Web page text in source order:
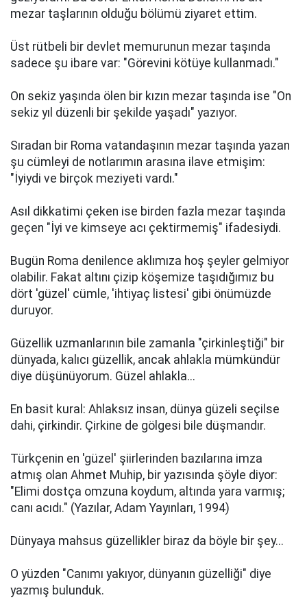
mezar taşlarının olduğu bölümü ziyaret ettim.
Üst rütbeli bir devlet memurunun mezar taşında
sadece şu ibare var: "Görevini kötüye kullanmadı."
On sekiz yaşında ölen bir kızın mezar taşında ise "On
sekiz yıl düzenli bir şekilde yaşadı" yazıyor.
Sıradan bir Roma vatandaşının mezar taşında yazan
şu cümleyi de notlarımın arasına ilave etmişim:
"İyiydi ve birçok meziyeti vardı."
Asıl dikkatimi çeken ise birden fazla mezar taşında
geçen "İyi ve kimseye acı çektirmemiş" ifadesiydi.
Bugün Roma denilence aklımıza hoş şeyler gelmiyor
olabilir. Fakat altını çizip köşemize taşıdığımız bu
dört 'güzel' cümle, 'ihtiyaç listesi' gibi önümüzde
duruyor.
Güzellik uzmanlarının bile zamanla "çirkinleştiği" bir
dünyada, kalıcı güzellik, ancak ahlakla mümkündür
diye düşünüyorum. Güzel ahlakla...
En basit kural: Ahlaksız insan, dünya güzeli seçilse
dahi, çirkindir. Çirkine de gölgesi bile düşmandır.
Türkçenin en 'güzel' şiirlerinden bazılarına imza
atmış olan Ahmet Muhip, bir yazısında şöyle diyor:
"Elimi dostça omzuna koydum, altında yara varmış;
canı acıdı." (Yazılar, Adam Yayınları, 1994)
Dünyaya mahsus güzellikler biraz da böyle bir şey...
O yüzden "Canımı yakıyor, dünyanın güzelliği" diye
yazmış bulunduk.